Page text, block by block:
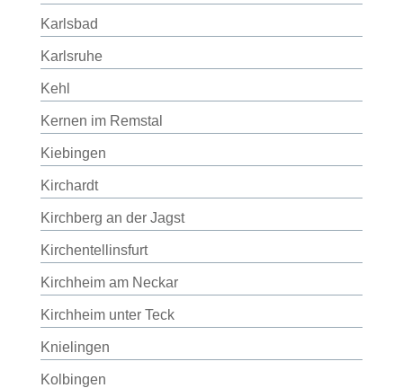
Karlsbad
Karlsruhe
Kehl
Kernen im Remstal
Kiebingen
Kirchardt
Kirchberg an der Jagst
Kirchentellinsfurt
Kirchheim am Neckar
Kirchheim unter Teck
Knielingen
Kolbingen